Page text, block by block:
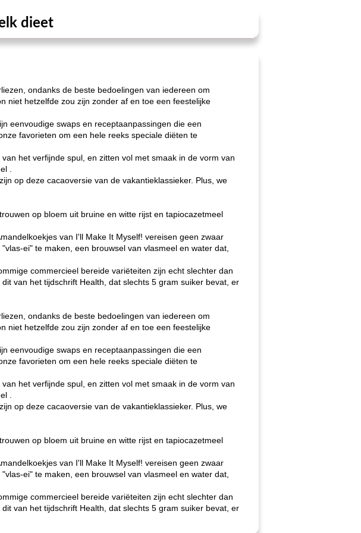
dieet
ondanks de beste bedoelingen van iedereen om
niet hetzelfde zou zijn zonder af en toe een feestelijke
eenvoudige swaps en receptaanpassingen die een
favorieten om een ​​hele reeks speciale diëten te
het verfijnde spul, en zitten vol met smaak in de vorm van
.
op deze cacaoversie van de vakantieklassieker. Plus, we
op bloem uit bruine en witte rijst en tapiocazetmeel
van I'll Make It Myself! vereisen geen zwaar
ei" te maken, een brouwsel van vlasmeel en water dat,
commercieel bereide variëteiten zijn echt slechter dan
van het tijdschrift Health, dat slechts 5 gram suiker bevat, er
ondanks de beste bedoelingen van iedereen om
niet hetzelfde zou zijn zonder af en toe een feestelijke
eenvoudige swaps en receptaanpassingen die een
favorieten om een ​​hele reeks speciale diëten te
het verfijnde spul, en zitten vol met smaak in de vorm van
.
op deze cacaoversie van de vakantieklassieker. Plus, we
op bloem uit bruine en witte rijst en tapiocazetmeel
van I'll Make It Myself! vereisen geen zwaar
ei" te maken, een brouwsel van vlasmeel en water dat,
commercieel bereide variëteiten zijn echt slechter dan
van het tijdschrift Health, dat slechts 5 gram suiker bevat, er